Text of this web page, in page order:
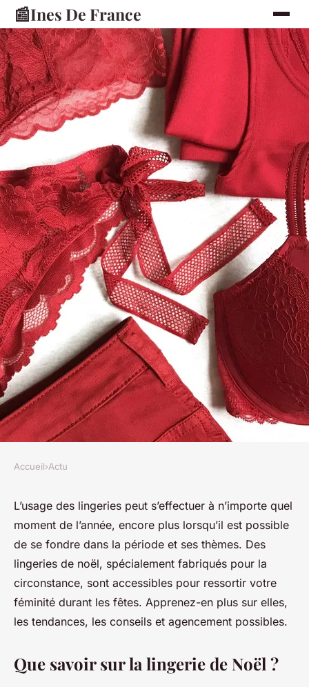
📰Ines De France
Comment être à la fois sexy et
élégant pendant la période de
Noël ?
INESfr•6 novembre 2023•3 min de lecture
Accueil›Actu
L’usage des lingeries peut s’effectuer à n’importe quel
moment de l’année, encore plus lorsqu’il est possible
de se fondre dans la période et ses thèmes. Des
lingeries de noël, spécialement fabriqués pour la
circonstance, sont accessibles pour ressortir votre
féminité durant les fêtes. Apprenez-en plus sur elles,
les tendances, les conseils et agencement possibles.
Que savoir sur la lingerie de Noël ?